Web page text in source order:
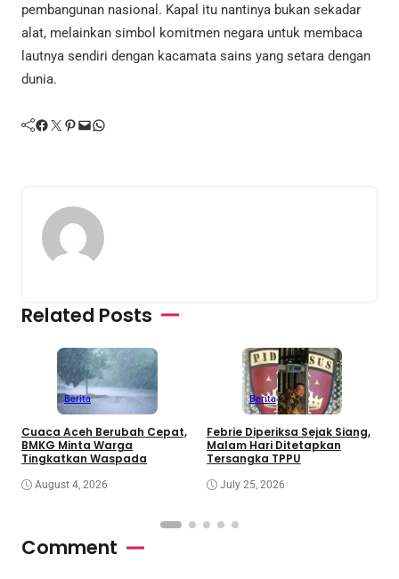
pembangunan nasional. Kapal itu nantinya bukan sekadar
alat, melainkan simbol komitmen negara untuk membaca
lautnya sendiri dengan kacamata sains yang setara dengan
dunia.
Facebook Twitter Pinterest Mail WhatsApp
Related Posts
Berita
Cuaca Aceh Berubah Cepat,
BMKG Minta Warga
Tingkatkan Waspada
August 4, 2026
Berita
Febrie Diperiksa Sejak Siang,
Malam Hari Ditetapkan
Tersangka TPPU
July 25, 2026
Comment